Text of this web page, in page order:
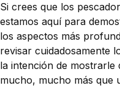
Si crees que los
estamos aquí para
los aspectos más
revisar cuidadosamente
la intención de mostrarle
mucho, mucho más que